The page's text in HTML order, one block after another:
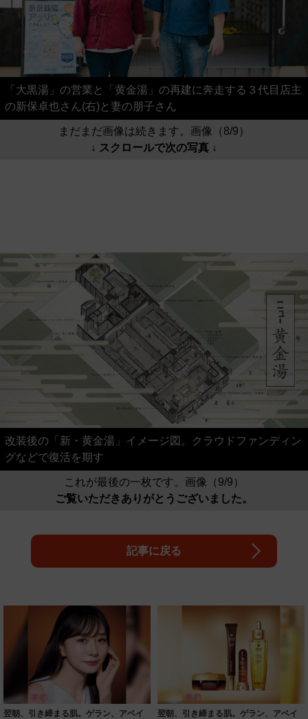
「大黒湯」の営業と「黄金湯」の再建に奔走する３代目店主
の新保卓也さん(右)と妻の朋子さん
まだまだ画像は続きます。画像（8/9）
↓ スクロールで次の写真 ↓
改装後の「新・黄金湯」イメージ図。クラウドファンディン
グなどで復活を期す
これが最後の一枚です。画像（9/9）
ご覧いただきありがとうございました。
記事に戻る
翌朝、引き締まる肌。ゲラン、アベイ
翌朝、引き締まる肌。ゲラン、アベイ